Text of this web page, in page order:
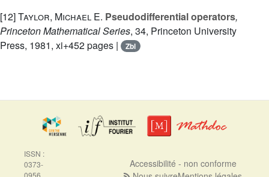
[12]Taylor, Michael E. Pseudodifferential operators,
Princeton Mathematical Series, 34, Princeton University
Press, 1981, xi+452 pages |
Zbl
ISSN :
0373-
0956
Accessibilité - non conforme